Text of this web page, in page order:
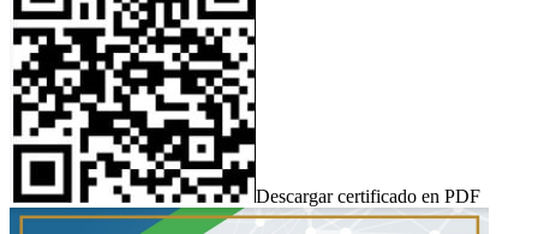
Descargar certificado en PDF